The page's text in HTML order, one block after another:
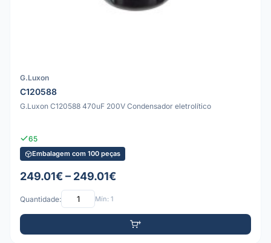
G.Luxon
C120588
G.Luxon C120588 470uF 200V Condensador eletrolítico
65
Embalagem com 100 peças
249.01€ – 249.01€
Quantidade: Mín: 1